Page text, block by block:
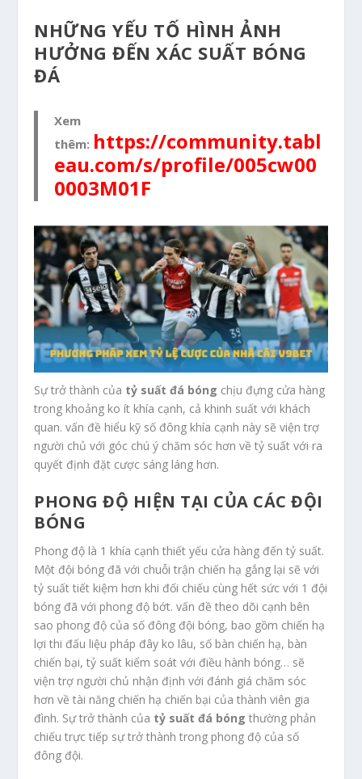
NHỮNG YẾU TỐ HÌNH ẢNH
HƯỞNG ĐẾN XÁC SUẤT BÓNG
ĐÁ
Xem
thêm: https://community.tabl
eau.com/s/profile/005cw00
0003M01F
Sự trở thành của tỷ suất đá bóng chịu đựng cửa hàng
trong khoảng ko ít khía cạnh, cả khinh suất với khách
quan. vấn đề hiểu kỹ số đông khía cạnh này sẽ viện trợ
người chủ với góc chú ý chăm sóc hơn về tỷ suất với ra
quyết định đặt cược sáng láng hơn.
PHONG ĐỘ HIỆN TẠI CỦA CÁC ĐỘI
BÓNG
Phong độ là 1 khía cạnh thiết yếu cửa hàng đến tỷ suất.
Một đội bóng đã với chuỗi trận chiến hạ gắng lại sẽ với
tỷ suất tiết kiệm hơn khi đối chiếu cùng hết sức với 1 đội
bóng đã với phong độ bớt. vấn đề theo dõi cạnh bên
sao phong độ của số đông đội bóng, bao gồm chiến hạ
lợi thi đấu liệu pháp đây ko lâu, số bàn chiến hạ, bàn
chiến bại, tỷ suất kiểm soát với điều hành bóng… sẽ
viện trợ người chủ nhận định với đánh giá chăm sóc
hơn về tài năng chiến hạ chiến bại của thành viên gia
đình. Sự trở thành của tỷ suất đá bóng thường phản
chiếu trực tiếp sự trở thành trong phong độ của số
đông đội.